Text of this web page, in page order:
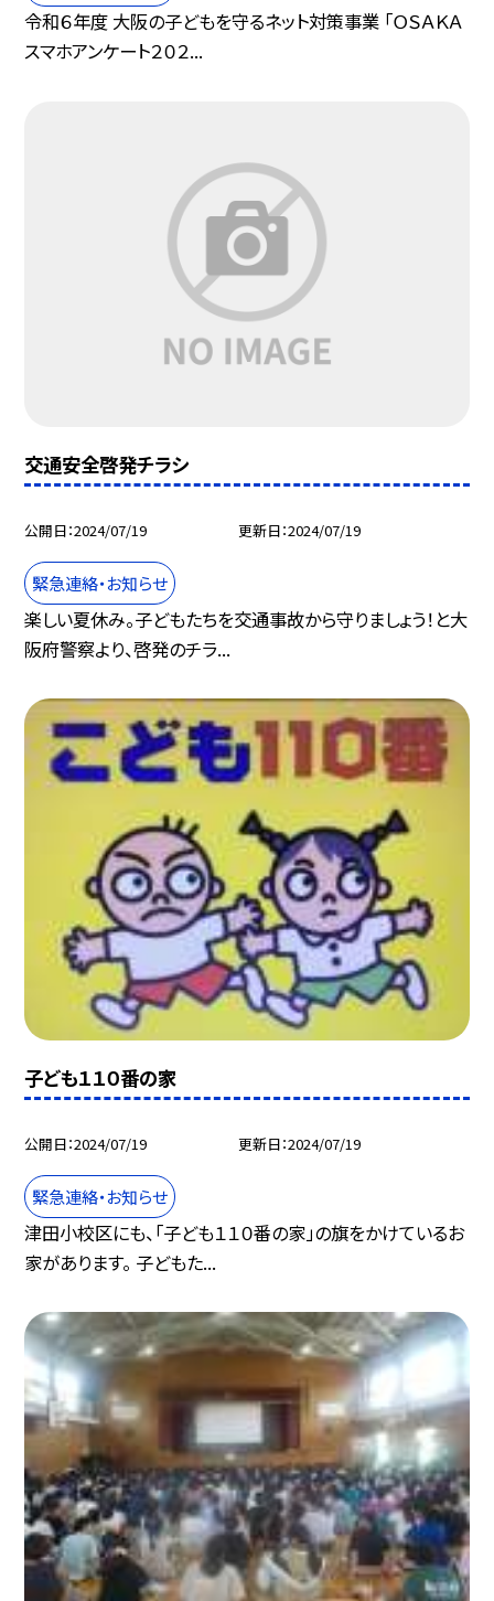
令和６年度 大阪の子どもを守るネット対策事業 「ＯＳＡＫＡ
スマホアンケート２０２...
交通安全啓発チラシ
公開日 2024/07/19 更新日 2024/07/19
緊急連絡・お知らせ
楽しい夏休み。子どもたちを交通事故から守りましょう！と大
阪府警察より、啓発のチラ...
子ども１１０番の家
公開日 2024/07/19 更新日 2024/07/19
緊急連絡・お知らせ
津田小校区にも、「子ども１１０番の家」の旗をかけているお
家があります。 子どもた...